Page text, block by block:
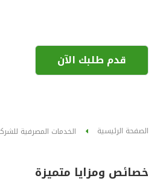
قدم طلبك الآن
الصفحة الرئيسية الخدمات المصرفية
خصائص ومزايا متميزة